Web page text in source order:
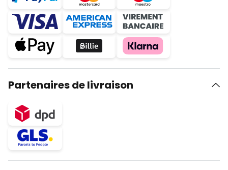
Partenaires de livraison